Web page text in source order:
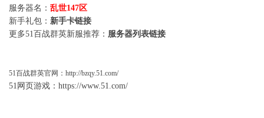
服务器名： 乱世147区
新手礼包： 新手卡链接
更多51百战群英新服推荐： 服务器列表链接
51百战群英官网： http://bzqy.51.com/
51网页游戏： https://www.51.com/